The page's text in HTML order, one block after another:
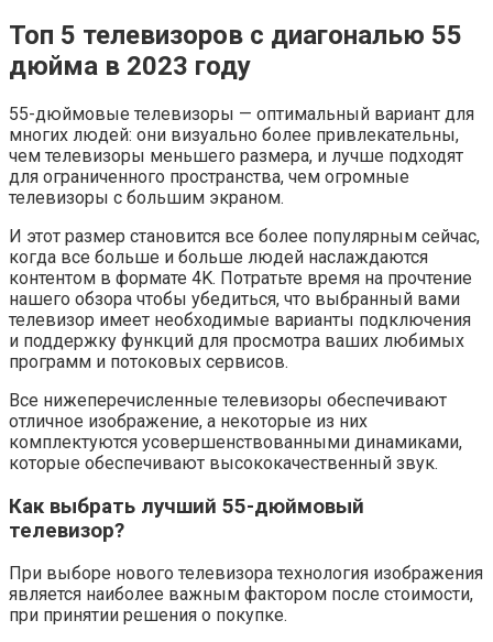
Топ 5 телевизоров с диагональю 55
дюйма в 2023 году
55-дюймовые телевизоры — оптимальный вариант для
многих людей: они визуально более привлекательны,
чем телевизоры меньшего размера, и лучше подходят
для ограниченного пространства, чем огромные
телевизоры с большим экраном.
И этот размер становится все более популярным сейчас,
когда все больше и больше людей наслаждаются
контентом в формате 4K. Потратьте время на прочтение
нашего обзора чтобы убедиться, что выбранный вами
телевизор имеет необходимые варианты подключения
и поддержку функций для просмотра ваших любимых
программ и потоковых сервисов.
Все нижеперечисленные телевизоры обеспечивают
отличное изображение, а некоторые из них
комплектуются усовершенствованными динамиками,
которые обеспечивают высококачественный звук.
Как выбрать лучший 55-дюймовый
телевизор?
При выборе нового телевизора технология изображения
является наиболее важным фактором после стоимости,
при принятии решения о покупке.